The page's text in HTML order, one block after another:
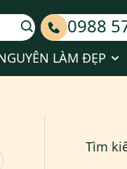
0988
doanh cùng Huyền
for Tin tức
LÀM ĐẸP
Tìm